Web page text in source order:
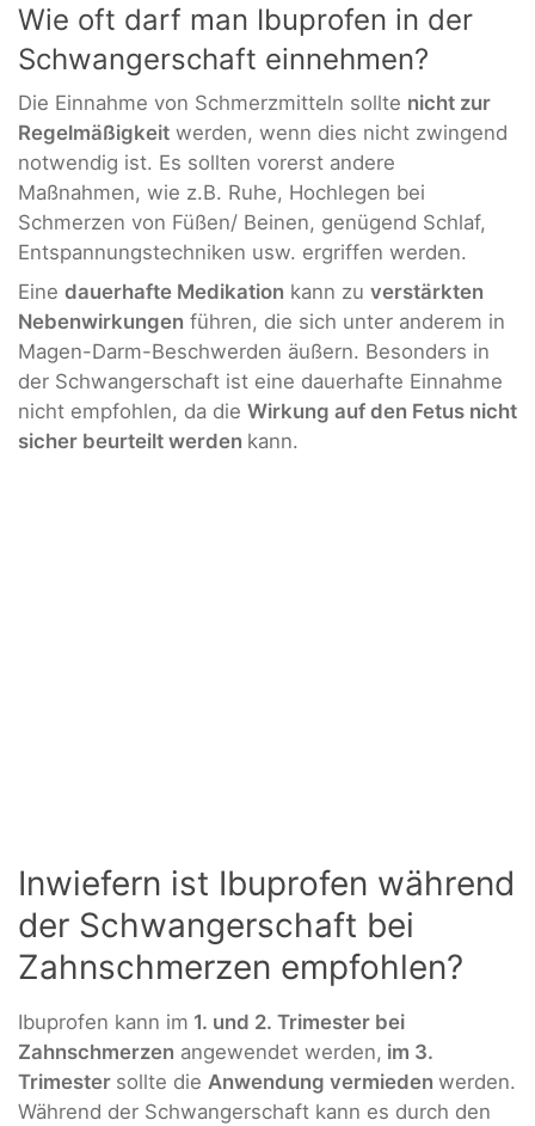
Wie oft darf man Ibuprofen in der
Schwangerschaft einnehmen?
Die Einnahme von Schmerzmitteln sollte nicht zur
Regelmäßigkeit werden, wenn dies nicht zwingend
notwendig ist. Es sollten vorerst andere
Maßnahmen, wie z.B. Ruhe, Hochlegen bei
Schmerzen von Füßen/ Beinen, genügend Schlaf,
Entspannungstechniken usw. ergriffen werden.
Eine dauerhafte Medikation kann zu verstärkten
Nebenwirkungen führen, die sich unter anderem in
Magen-Darm-Beschwerden äußern. Besonders in
der Schwangerschaft ist eine dauerhafte Einnahme
nicht empfohlen, da die Wirkung auf den Fetus nicht
sicher beurteilt werden kann.
Inwiefern ist Ibuprofen während
der Schwangerschaft bei
Zahnschmerzen empfohlen?
Ibuprofen kann im 1. und 2. Trimester bei
Zahnschmerzen angewendet werden, im 3.
Trimester sollte die Anwendung vermieden werden.
Während der Schwangerschaft kann es durch den